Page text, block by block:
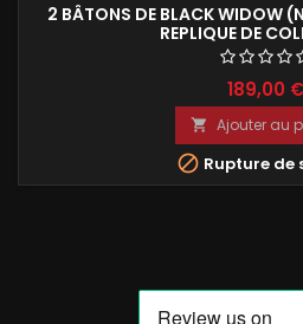
2 BÂTONS DE BLACK WIDOW
REPLIQUE DE
189,00 €
 Ajouter au
 Rupture de